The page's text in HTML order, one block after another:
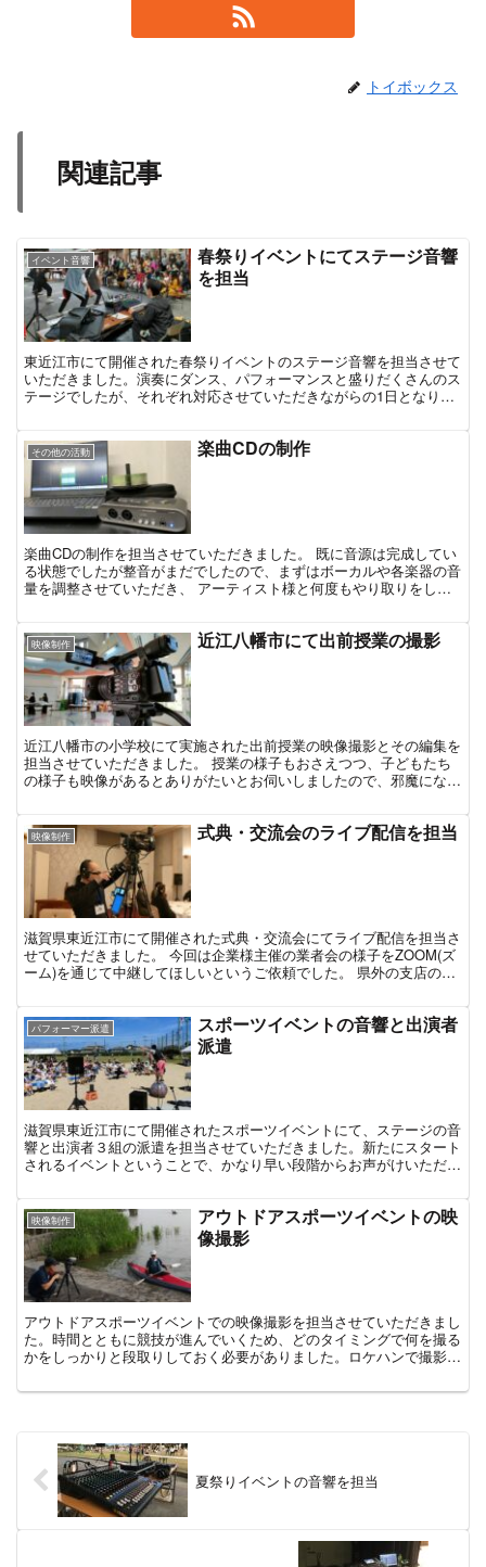
トイボックス
関連記事
イベント音響
春祭りイベントにてステージ音響
を担当
東近江市にて開催された春祭りイベントのステージ音響を担当させて
いただきました。演奏にダンス、パフォーマンスと盛りだくさんのス
テージでしたが、それぞれ対応させていただきながらの1日となりま
その他の活動 楽曲CDの制作
楽曲CDの制作を担当させていただきました。 既に音源は完成してい
る状態でしたが整音がまだでしたので、まずはボーカルや各楽器の音
量を調整させていただき、 アーティスト様と何度もやり取りをしな
映像制作 近江八幡市にて出前授業の撮影
近江八幡市の小学校にて実施された出前授業の映像撮影とその編集を
担当させていただきました。 授業の様子もおさえつつ、子どもたち
の様子も映像があるとありがたいとお伺いしましたので、邪魔になら
映像制作 式典・交流会のライブ配信を担当
滋賀県東近江市にて開催された式典・交流会にてライブ配信を担当さ
せていただきました。 今回は企業様主催の業者会の様子をZOOM(ズ
ーム)を通じて中継してほしいというご依頼でした。 県外の支店の方
パフォーマー派遣
スポーツイベントの音響と出演者
派遣
滋賀県東近江市にて開催されたスポーツイベントにて、ステージの音
響と出演者３組の派遣を担当させていただきました。新たにスタート
されるイベントということで、かなり早い段階からお声がけいただ
映像制作
アウトドアスポーツイベントの映
像撮影
アウトドアスポーツイベントでの映像撮影を担当させていただきまし
た。時間とともに競技が進んでいくため、どのタイミングで何を撮る
かをしっかりと段取りしておく必要がありました。ロケハンで撮影ポ
を組みましたが、
夏祭りイベントの音響を担当